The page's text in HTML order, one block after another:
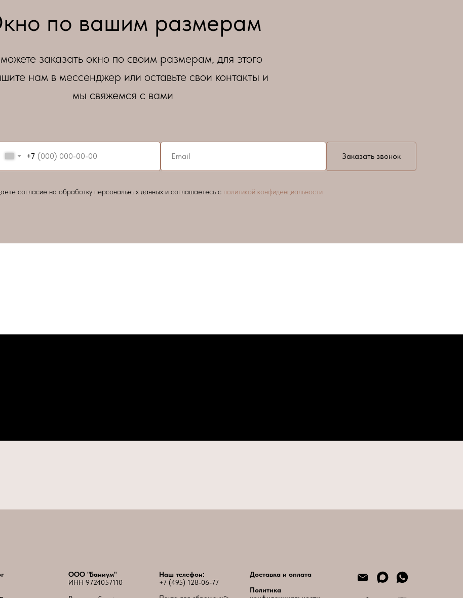
по вашим размерам
заказать окно по своим размерам, для этого
нам в мессенджер или оставьте свои контакты и
мы свяжемся с вами
+7 Заказать звонок
согласие на обработку персональных данных и соглашаетесь c политикой конфиденциальности
ООО "Баниум"
ИНН 9724057110
Наш телефон:
+7 (495) 128-06-77
Доставка и оплата
Политика